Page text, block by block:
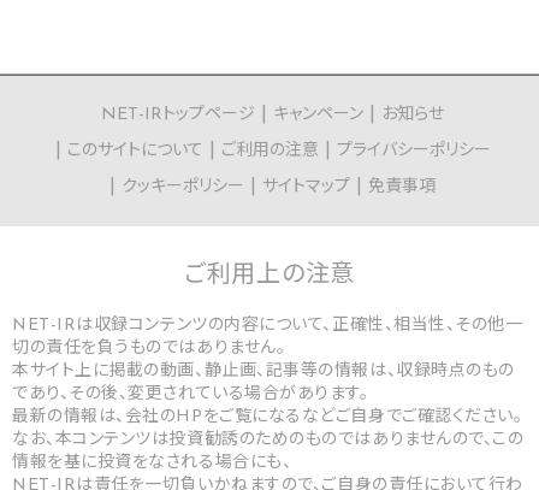
NET-IRトップページ キャンペーン
お知らせ
このサイトについて
ご利用の注意
プライバシーポリシー
クッキーポリシー
サイトマップ 免責事項
ご利用上の注意
NET-IRは収録コンテンツの内容について、正確性、相当性、その他一
切の責任を負うものではありません。
本サイト上に掲載の動画、静止画、記事等の情報は、収録時点のもの
であり、その後、変更されている場合があります。
最新の情報は、会社のHPをご覧になるなどご自身でご確認ください。
なお、本コンテンツは投資勧誘のためのものではありませんので、この
情報を基に投資をなされる場合にも、
NET-IRは責任を一切負いかねますので、ご自身の責任において行わ